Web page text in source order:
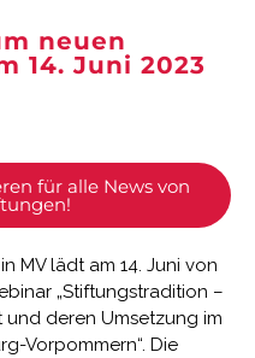
neuen
14. Juni 2023
für alle News von
MV lädt am 14. Juni von
„Stiftungstradition –
deren Umsetzung im
Vorpommern“. Die